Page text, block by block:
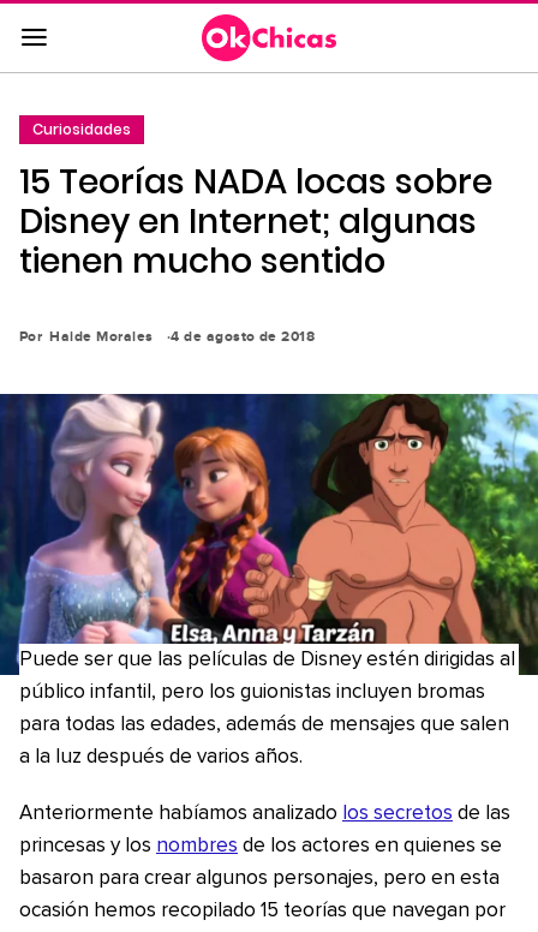
Saltar
al
contenido
la
navegación
principal
Curiosidades
15 Teorías NADA locas sobre
Disney en Internet; algunas
tienen mucho sentido
Por Haide Morales 4 de agosto de 2018
Puede ser que las películas de Disney estén dirigidas al
público infantil, pero los guionistas incluyen bromas
para todas las edades, además de mensajes que salen
a la luz después de varios años.
Anteriormente habíamos analizado los secretos de las
princesas y los nombres de los actores en quienes se
basaron para crear algunos personajes, pero en esta
ocasión hemos recopilado 15 teorías que navegan por